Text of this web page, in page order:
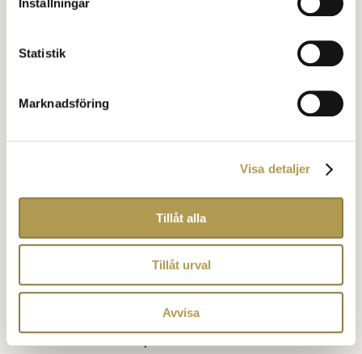
Statistik
Marknadsföring
Visa detaljer
Tillåt alla
Tillåt urval
Avvisa
Cocktail klädsel
Påhittade klädkoder
Obegripliga klädkoder
Sommarfin
Tillbehör klädkoder